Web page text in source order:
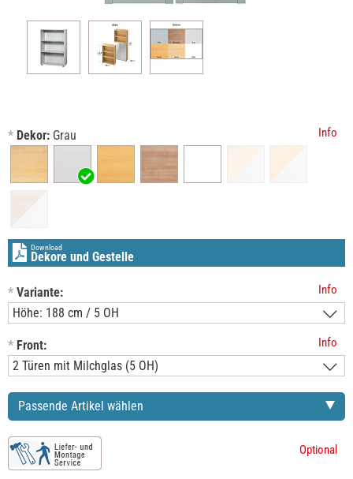
* Dekor: Grau Info
Download
Dekore und Gestelle
* Variante: Info
* Front: Info
Passende Artikel wählen
Optional